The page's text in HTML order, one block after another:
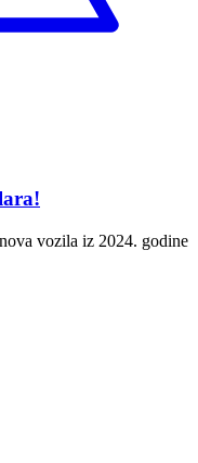
vozila iz 2024. godine